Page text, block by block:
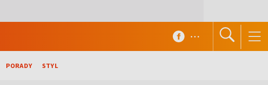
PORADY STYL
...